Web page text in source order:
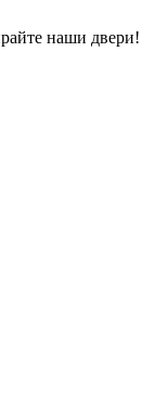
наши двери!